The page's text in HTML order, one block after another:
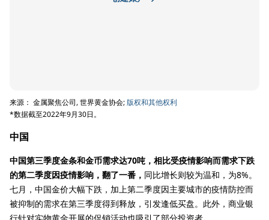
来源： 金属聚焦公司, 世界黄金协会;版权和其他权利
*数据截至2022年9月30日。
中国
中国第三季度金条和金币需求达70吨，相比受疫情影响而需求下跌
的第二季度因疫情影响，翻了一番， 同比增长则较为温和，为8%。
七月，中国金价大幅下跌，加上第二季度因主要城市的疫情防控而
被抑制的需求在第三季度得到释放，引发逢低买盘。此外，商业银
行针对实物黄金开展的促销活动也吸引了部分投资者。